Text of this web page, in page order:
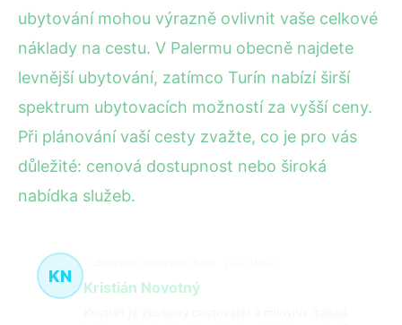
ubytování mohou výrazně ovlivnit vaše celkové
náklady na cestu. V Palermu obecně najdete
levnější ubytování, zatímco Turín nabízí širší
spektrum ubytovacích možností za vyšší ceny.
Při plánování vaší cesty zvažte, co je pro vás
důležité: cenová dostupnost nebo široká
nabídka služeb.
KN
Kristián Novotný